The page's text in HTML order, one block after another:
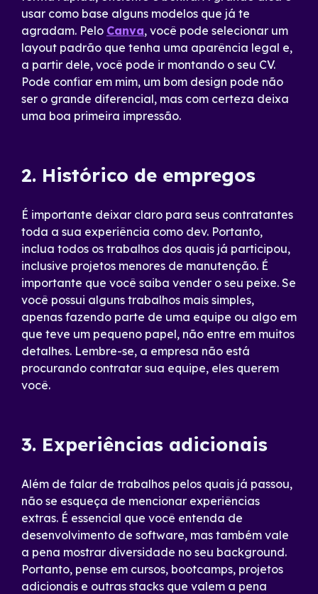
usar como base alguns modelos que já te
agradam. Pelo Canva, você pode selecionar um
layout padrão que tenha uma aparência legal e,
a partir dele, você pode ir montando o seu CV.
Pode confiar em mim, um bom design pode não
ser o grande diferencial, mas com certeza deixa
uma boa primeira impressão.
2. Histórico de empregos
É importante deixar claro para seus contratantes
toda a sua experiência como dev. Portanto,
inclua todos os trabalhos dos quais já participou,
inclusive projetos menores de manutenção. É
importante que você saiba vender o seu peixe. Se
você possui alguns trabalhos mais simples,
apenas fazendo parte de uma equipe ou algo em
que teve um pequeno papel, não entre em muitos
detalhes. Lembre-se, a empresa não está
procurando contratar sua equipe, eles querem
você.
3. Experiências adicionais
Além de falar de trabalhos pelos quais já passou,
não se esqueça de mencionar experiências
extras. É essencial que você entenda de
desenvolvimento de software, mas também vale
a pena mostrar diversidade no seu background.
Portanto, pense em cursos, bootcamps, projetos
adicionais e outras stacks que valem a pena